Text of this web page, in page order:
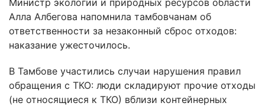
Алла Албегова напомнила тамбовчанам об
ответственности за незаконный сброс отходов:
наказание ужесточилось.
В Тамбове участились случаи нарушения правил
обращения с ТКО: люди складируют прочие отходы
(не относящиеся к ТКО) вблизи контейнерных